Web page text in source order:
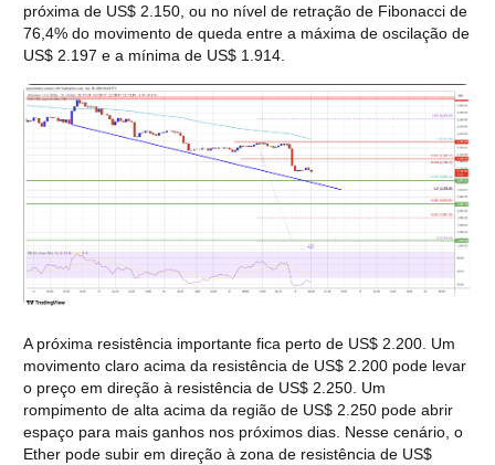
próxima de US$ 2.150, ou no nível de retração de Fibonacci de
76,4% do movimento de queda entre a máxima de oscilação de
US$ 2.197 e a mínima de US$ 1.914.
A próxima resistência importante fica perto de US$ 2.200. Um
movimento claro acima da resistência de US$ 2.200 pode levar
o preço em direção à resistência de US$ 2.250. Um
rompimento de alta acima da região de US$ 2.250 pode abrir
espaço para mais ganhos nos próximos dias. Nesse cenário, o
Ether pode subir em direção à zona de resistência de US$